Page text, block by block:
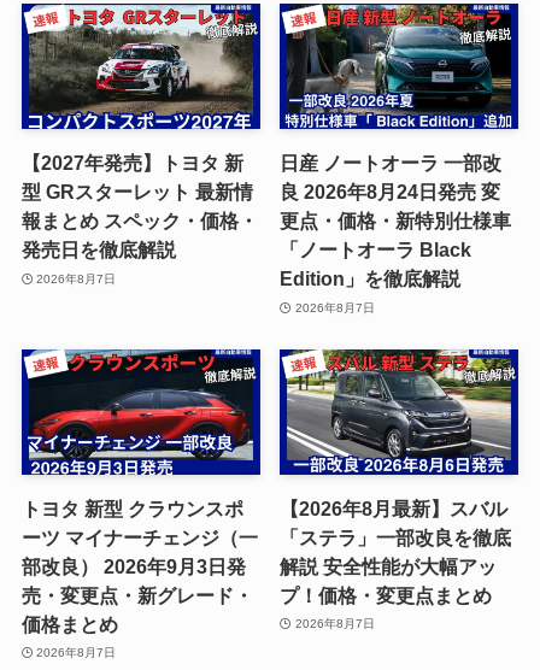
【2027年発売】トヨタ 新
型 GRスターレット 最新情
報まとめ スペック・価格・
発売日を徹底解説
2026年8月7日
日産 ノートオーラ 一部改
良 2026年8月24日発売 変
更点・価格・新特別仕様車
「ノートオーラ Black
Edition」を徹底解説
2026年8月7日
トヨタ 新型 クラウンスポ
ーツ マイナーチェンジ（一
部改良） 2026年9月3日発
売・変更点・新グレード・
価格まとめ
2026年8月7日
【2026年8月最新】スバル
「ステラ」一部改良を徹底
解説 安全性能が大幅アッ
プ！価格・変更点まとめ
2026年8月7日